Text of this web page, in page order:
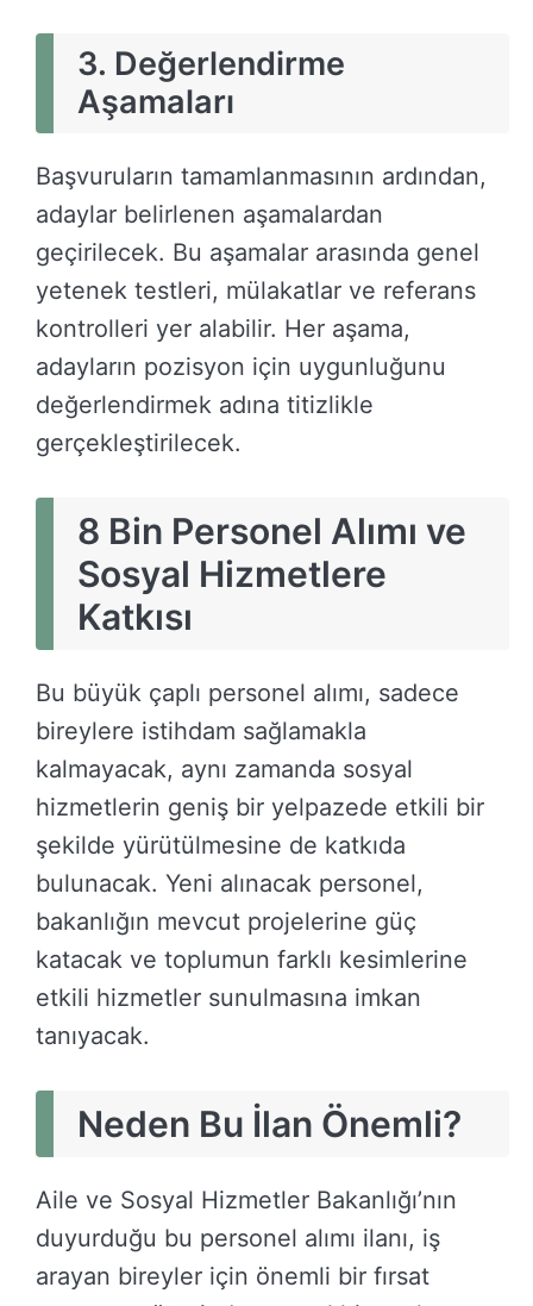
3. Değerlendirme
Aşamaları
Başvuruların tamamlanmasının ardından,
adaylar belirlenen aşamalardan
geçirilecek. Bu aşamalar arasında genel
yetenek testleri, mülakatlar ve referans
kontrolleri yer alabilir. Her aşama,
adayların pozisyon için uygunluğunu
değerlendirmek adına titizlikle
gerçekleştirilecek.
8 Bin Personel Alımı ve
Sosyal Hizmetlere
Katkısı
Bu büyük çaplı personel alımı, sadece
bireylere istihdam sağlamakla
kalmayacak, aynı zamanda sosyal
hizmetlerin geniş bir yelpazede etkili bir
şekilde yürütülmesine de katkıda
bulunacak. Yeni alınacak personel,
bakanlığın mevcut projelerine güç
katacak ve toplumun farklı kesimlerine
etkili hizmetler sunulmasına imkan
tanıyacak.
Neden Bu İlan Önemli?
Aile ve Sosyal Hizmetler Bakanlığı’nın
duyurduğu bu personel alımı ilanı, iş
arayan bireyler için önemli bir fırsat